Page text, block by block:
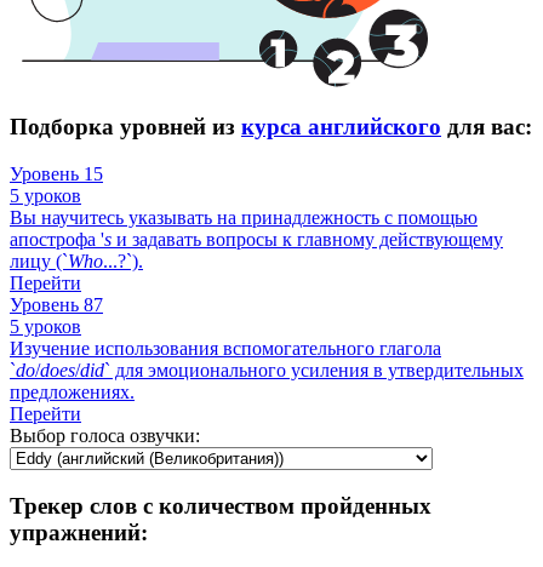
Подборка уровней из курса английского для вас:
Уровень 15
5 уроков
Вы научитесь указывать на принадлежность с помощью
апострофа 's и задавать вопросы к главному действующему
лицу (`Who...?`).
Перейти
Уровень 87
5 уроков
Изучение использования вспомогательного глагола
`do/does/did` для эмоционального усиления в утвердительных
предложениях.
Перейти
Выбор голоса озвучки:
Трекер слов с количеством пройденных
упражнений: